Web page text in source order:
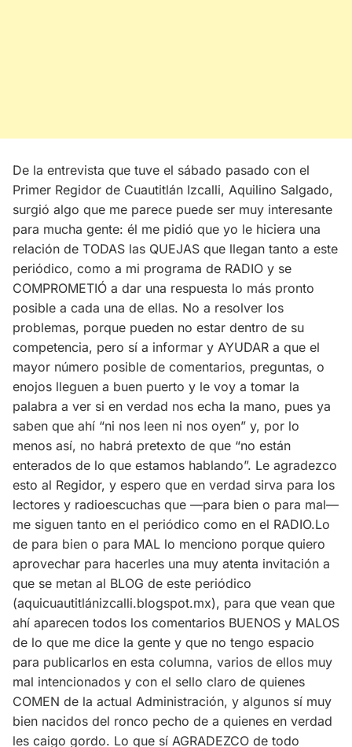
De la entrevista que tuve el sábado pasado con el
Primer Regidor de Cuautitlán Izcalli, Aquilino Salgado,
surgió algo que me parece puede ser muy interesante
para mucha gente: él me pidió que yo le hiciera una
relación de TODAS las QUEJAS que llegan tanto a este
periódico, como a mi programa de RADIO y se
COMPROMETIÓ a dar una respuesta lo más pronto
posible a cada una de ellas. No a resolver los
problemas, porque pueden no estar dentro de su
competencia, pero sí a informar y AYUDAR a que el
mayor número posible de comentarios, preguntas, o
enojos lleguen a buen puerto y le voy a tomar la
palabra a ver si en verdad nos echa la mano, pues ya
saben que ahí “ni nos leen ni nos oyen” y, por lo
menos así, no habrá pretexto de que “no están
enterados de lo que estamos hablando”. Le agradezco
esto al Regidor, y espero que en verdad sirva para los
lectores y radioescuchas que —para bien o para mal—
me siguen tanto en el periódico como en el RADIO.Lo
de para bien o para MAL lo menciono porque quiero
aprovechar para hacerles una muy atenta invitación a
que se metan al BLOG de este periódico
(aquicuautitlánizcalli.blogspot.mx), para que vean que
ahí aparecen todos los comentarios BUENOS y MALOS
de lo que me dice la gente y que no tengo espacio
para publicarlos en esta columna, varios de ellos muy
mal intencionados y con el sello claro de quienes
COMEN de la actual Administración, y algunos sí muy
bien nacidos del ronco pecho de a quienes en verdad
les caigo gordo. Lo que sí AGRADEZCO de todo